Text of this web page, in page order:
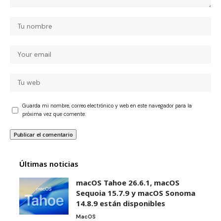
Guarda mi nombre, correo electrónico y web en este navegador para la
próxima vez que comente.
Últimas noticias
macOS Tahoe 26.6.1, macOS
Sequoia 15.7.9 y macOS Sonoma
14.8.9 están disponibles
MacOS